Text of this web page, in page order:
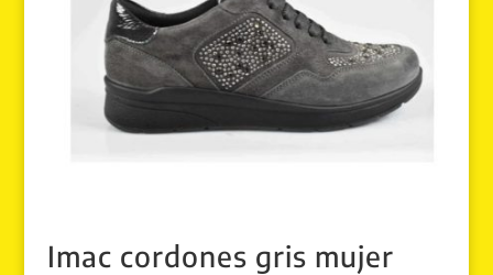
Imac cordones gris mujer